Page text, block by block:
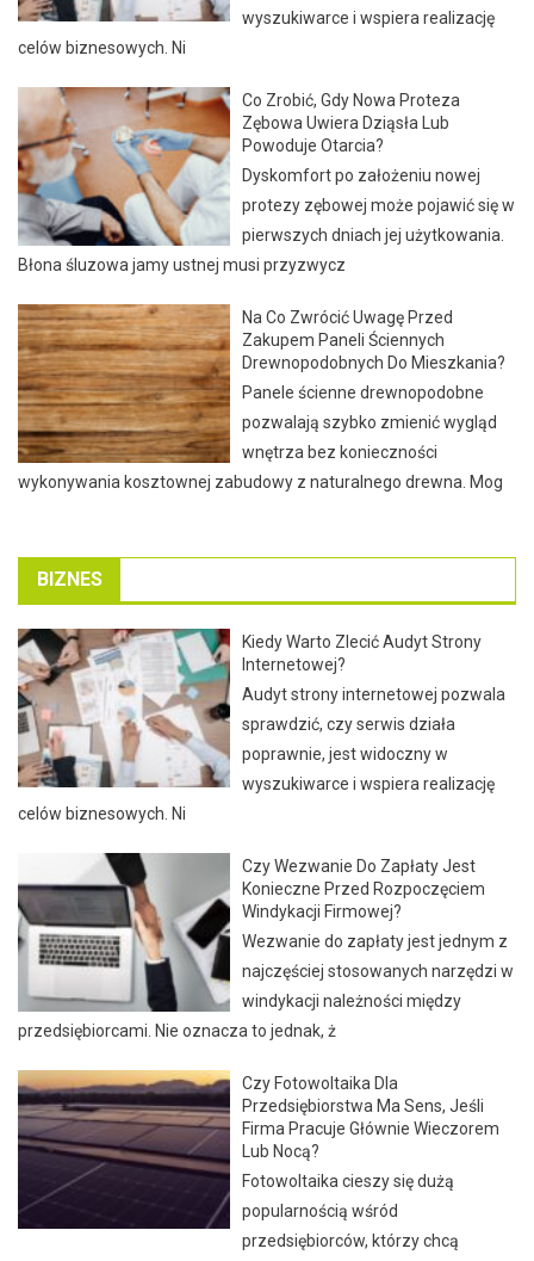
wyszukiwarce i wspiera realizację
celów biznesowych. Ni
Co Zrobić, Gdy Nowa Proteza
Zębowa Uwiera Dziąsła Lub
Powoduje Otarcia?
Dyskomfort po założeniu nowej
protezy zębowej może pojawić się w
pierwszych dniach jej użytkowania.
Błona śluzowa jamy ustnej musi przyzwycz
Na Co Zwrócić Uwagę Przed
Zakupem Paneli Ściennych
Drewnopodobnych Do Mieszkania?
Panele ścienne drewnopodobne
pozwalają szybko zmienić wygląd
wnętrza bez konieczności
wykonywania kosztownej zabudowy z naturalnego drewna. Mog
BIZNES
Kiedy Warto Zlecić Audyt Strony
Internetowej?
Audyt strony internetowej pozwala
sprawdzić, czy serwis działa
poprawnie, jest widoczny w
wyszukiwarce i wspiera realizację
celów biznesowych. Ni
Czy Wezwanie Do Zapłaty Jest
Konieczne Przed Rozpoczęciem
Windykacji Firmowej?
Wezwanie do zapłaty jest jednym z
najczęściej stosowanych narzędzi w
windykacji należności między
przedsiębiorcami. Nie oznacza to jednak, ż
Czy Fotowoltaika Dla
Przedsiębiorstwa Ma Sens, Jeśli
Firma Pracuje Głównie Wieczorem
Lub Nocą?
Fotowoltaika cieszy się dużą
popularnością wśród
przedsiębiorców, którzy chcą